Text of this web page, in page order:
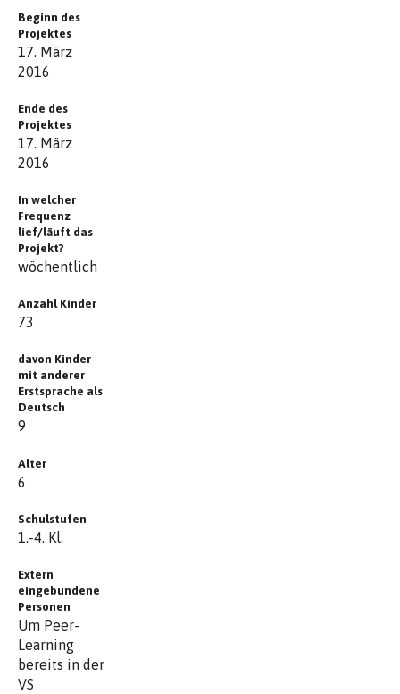
Beginn des
Projektes
17. März
2016
Ende des
Projektes
17. März
2016
In welcher
Frequenz
lief/läuft das
Projekt?
wöchentlich
Anzahl Kinder
73
davon Kinder
mit anderer
Erstsprache als
Deutsch
9
Alter
6
Schulstufen
1.-4. Kl.
Extern
eingebundene
Personen
Um Peer-
Learning
bereits in der
VS